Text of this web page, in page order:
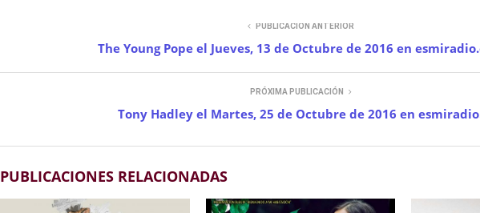
PUBLICACIÓN ANTERIOR
The Young Pope el Jueves, 13 de Octubre de 2016 en
PRÓXIMA PUBLICACIÓN
Tony Hadley el Martes, 25 de Octubre de 2016 en
PUBLICACIONES RELACIONADAS